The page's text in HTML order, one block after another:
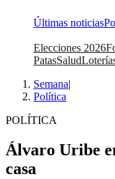
Últimas noticias
Elecciones 2026
PatasSalud
Semana|
Política
POLÍTICA
Álvaro Uribe
casa